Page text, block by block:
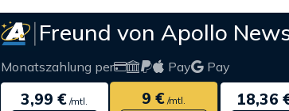
Freund von Apollo
Monatszahlung per Pay Pay
3,99 € /mtl. 9 € /mtl. 18,36